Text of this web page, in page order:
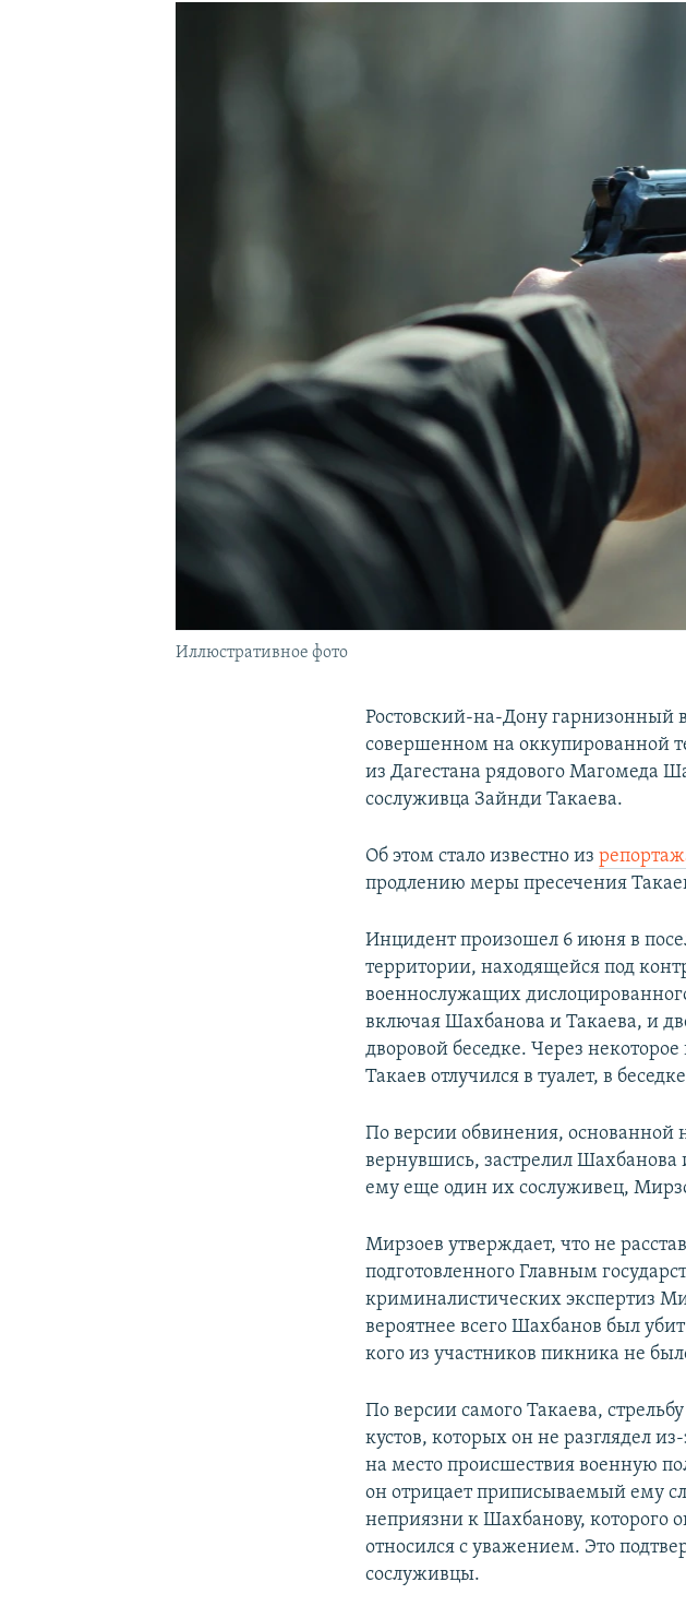
Иллюстративное фото
Ростовский-на-Дону гарнизонный
совершенном на оккупированной
из Дагестана рядового Магомеда
сослуживца Зайнди Такаева.
Об этом стало известно из
продлению меры пресечения
Инцидент произошел 6 июня в
территории, находящейся под
военнослужащих
включая Шахбанова и Такаева, и
дворовой беседке. Через
Такаев отлучился в туалет, в
По версии обвинения, основанной
вернувшись, застрелил Шахбанова
ему еще один их сослуживец,
Мирзоев утверждает, что не
подготовленного Главным
криминалистических экспертиз
вероятнее всего Шахбанов был
кого из участников пикника не
По версии самого Такаева,
кустов, которых он не разглядел
на место происшествия военную
он отрицает приписываемый ему
неприязни к Шахбанову, которого
относился с уважением. Это
сослуживцы.